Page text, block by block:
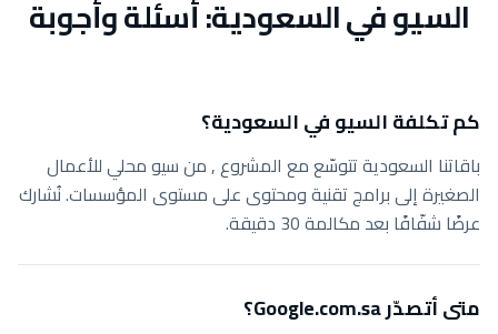
السيو في السعودية: أسئلة وأجوبة
كم تكلفة السيو في السعودية؟
باقاتنا السعودية تتوسّع مع المشروع , من سيو محلي للأعمال
الصغيرة إلى برامج تقنية ومحتوى على مستوى المؤسسات. نُشارك
عرضًا شفّافًا بعد مكالمة 30 دقيقة.
متى أتصدّر Google.com.sa؟